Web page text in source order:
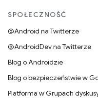
SPOŁECZNOŚĆ
@Android na Twitterze
@AndroidDev na Twitterze
Blog o Androidzie
Blog o bezpieczeństwie w
Platforma w Grupach